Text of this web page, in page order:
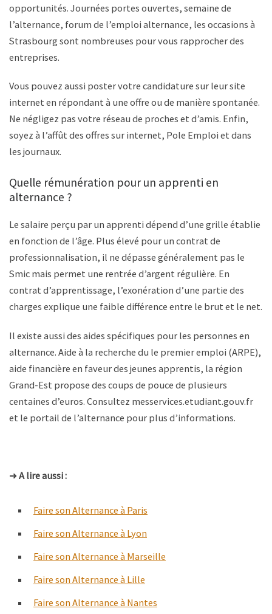
opportunités. Journées portes ouvertes, semaine de
l’alternance, forum de l’emploi alternance, les occasions à
Strasbourg sont nombreuses pour vous rapprocher des
entreprises.
Vous pouvez aussi poster votre candidature sur leur site
internet en répondant à une offre ou de manière spontanée.
Ne négligez pas votre réseau de proches et d’amis. Enfin,
soyez à l’affût des offres sur internet, Pole Emploi et dans
les journaux.
Quelle rémunération pour un apprenti en
alternance ?
Le salaire perçu par un apprenti dépend d’une grille établie
en fonction de l’âge. Plus élevé pour un contrat de
professionnalisation, il ne dépasse généralement pas le
Smic mais permet une rentrée d’argent régulière. En
contrat d’apprentissage, l’exonération d’une partie des
charges explique une faible différence entre le brut et le net.
Il existe aussi des aides spécifiques pour les personnes en
alternance. Aide à la recherche du le premier emploi (ARPE),
aide financière en faveur des jeunes apprentis, la région
Grand-Est propose des coups de pouce de plusieurs
centaines d’euros. Consultez messervices.etudiant.gouv.fr
et le portail de l’alternance pour plus d’informations.
➜ A lire aussi :
Faire son Alternance à Paris
Faire son Alternance à Lyon
Faire son Alternance à Marseille
Faire son Alternance à Lille
Faire son Alternance à Nantes